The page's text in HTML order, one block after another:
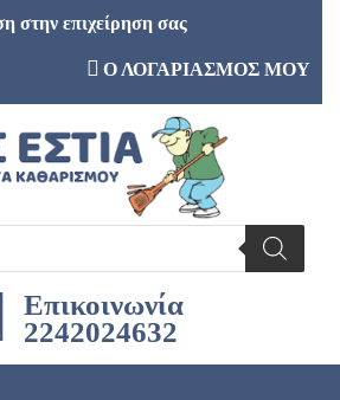
στην επιχείρηση σας
Ο ΛΟΓΑΡΙΑΣΜΟΣ ΜΟΥ
Επικοινωνία
2242024632